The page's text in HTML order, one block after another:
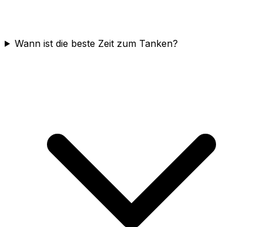
Wann ist die beste Zeit zum Tanken?